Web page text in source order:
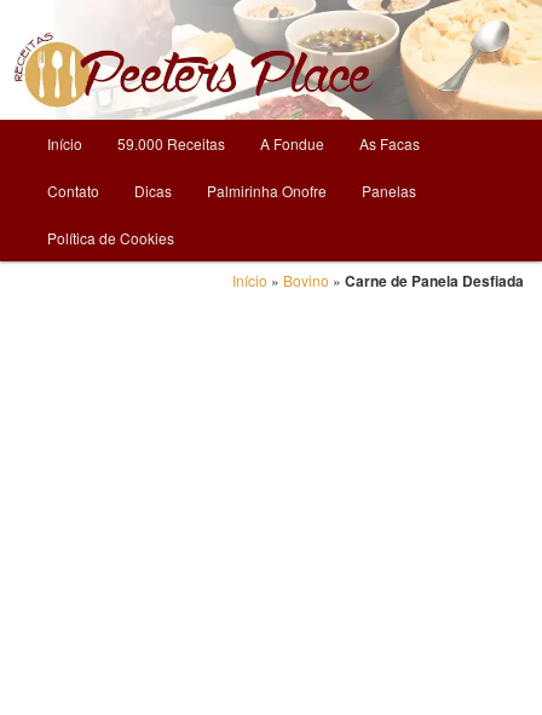
Receitas | Peeters Place
O Mundo da Culinária
principal
Pular
para
o
Início 59.000 Receitas A Fondue As Facas
Contato Dicas Palmirinha Onofre Panelas
Política de Cookies
Início » Bovino » Carne de Panela Desfiada